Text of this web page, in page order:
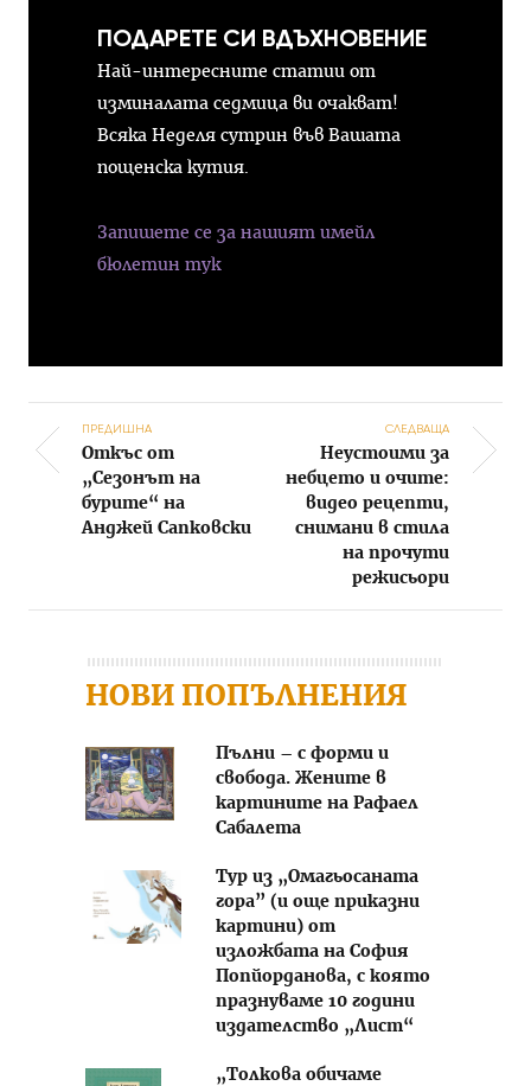
ПОДАРЕТЕ СИ ВДЪХНОВЕНИЕ
Най-интересните статии от
изминалата седмица ви очакват!
Всяка Неделя сутрин във Вашата
пощенска кутия.
Запишете се за нашият имейл
бюлетин тук
Post navigation
ПРЕДИШНА
Откъс от
„Сезонът на
бурите“ на
Анджей Сапковски
СЛЕДВАЩА
Неустоими за
небцето и очите:
видео рецепти,
снимани в стила
на прочути
режисьори
НОВИ ПОПЪЛНЕНИЯ
Пълни – с форми и
свобода. Жените в
картините на Рафаел
Сабалета
Тур из „Омагьосаната
гора” (и още приказни
картини) от
изложбата на София
Попйорданова, с която
празнуваме 10 години
издателство „Лист“
„Толкова обичаме